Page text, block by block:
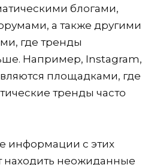
блогами,
а также другими
где тренды
Например, Instagram,
площадками, где
тренды часто
информации с этих
находить неожиданные